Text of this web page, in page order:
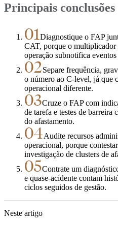
Principais conclusões
01Diagnostique o FAP
CAT, porque o multiplicador
operação subnotifica eventos
02Separe frequência,
o número ao C-level, já que
operacional diferente.
03Cruze o FAP com
de tarefa e testes de barreira
do afastamento.
04Audite recursos
operacional, porque
investigação de clusters de
05Contrate um
e quase-acidente contam
ciclos seguidos de gestão.
Neste artigo